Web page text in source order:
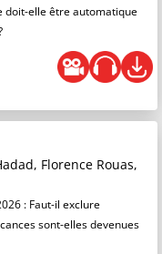
doit-elle être automatique
Florence Rouas,
: Faut-il exclure
sont-elles devenues